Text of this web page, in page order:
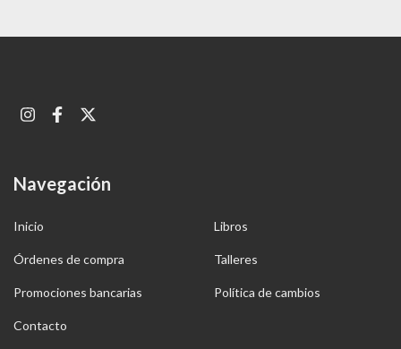
Navegación
Inicio Libros
Órdenes de compra Talleres
Promociones bancarias Política de cambios
Contacto